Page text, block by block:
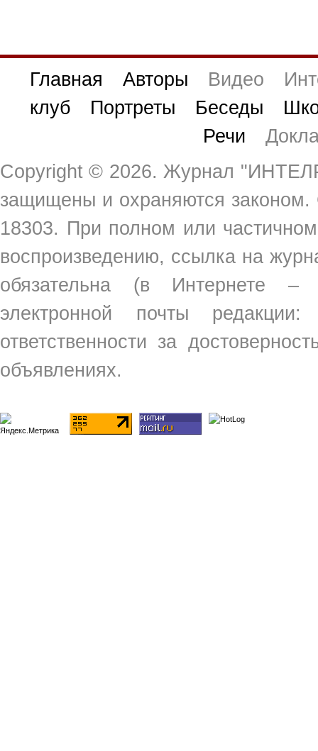
Главная Авторы Видео
клуб
Портреты Беседы
Речи
Copyright © 2026. Журнал
защищены и охраняются
18303. При полном или
воспроизведению, ссылка на
обязательна (в Интернете
электронной почты
ответственности за
объявлениях.